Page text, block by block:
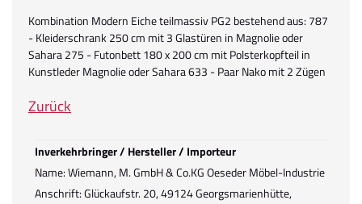
Kombination Modern Eiche teilmassiv PG2 bestehend aus: 787
- Kleiderschrank 250 cm mit 3 Glastüren in Magnolie oder
Sahara 275 - Futonbett 180 x 200 cm mit Polsterkopfteil in
Kunstleder Magnolie oder Sahara 633 - Paar Nako mit 2 Zügen
Zurück
Inverkehrbringer / Hersteller / Importeur
Name: Wiemann, M. GmbH & Co.KG Oeseder Möbel-Industrie
Anschrift: Glückaufstr. 20, 49124 Georgsmarienhütte,